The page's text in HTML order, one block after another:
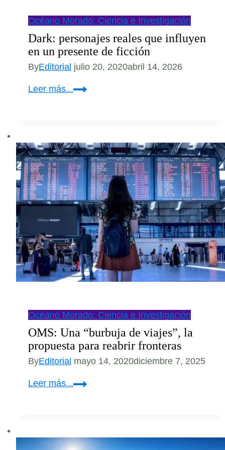
Océano Morado: Ciencia e Investigación
Dark: personajes reales que influyen
en un presente de ficción
ByEditorial julio 20, 2020abril 14, 2026
Leer más...Dark:
influyen
en
un
presente
de
ficción
Océano Morado: Ciencia e Investigación
OMS: Una “burbuja de viajes”, la
propuesta para reabrir fronteras
ByEditorial mayo 14, 2020diciembre 7, 2025
Leer más...OMS:
viajes”,